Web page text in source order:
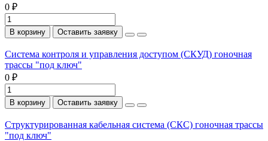
0 ₽
В корзину Оставить заявку
Система контроля и управления доступом (СКУД) гоночная
трассы "под ключ"
0 ₽
В корзину Оставить заявку
Структурированная кабельная система (СКС) гоночная трассы
"под ключ"